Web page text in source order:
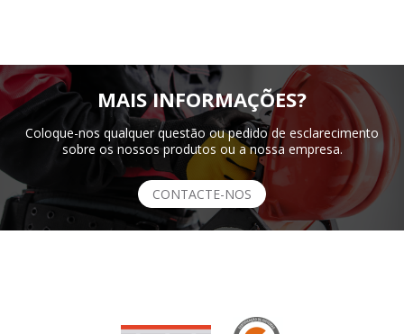
MAIS INFORMAÇÕES?
Coloque-nos qualquer questão ou pedido de esclarecimento
sobre os nossos produtos ou a nossa empresa.
CONTACTE-NOS